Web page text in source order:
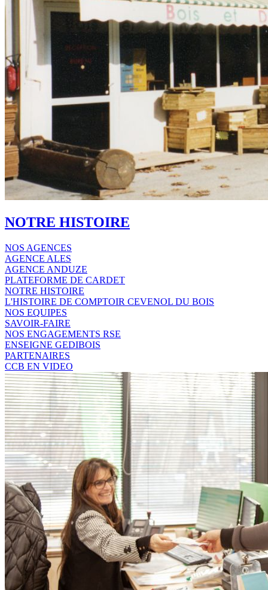
NOTRE HISTOIRE
NOS AGENCES
AGENCE ALES
AGENCE ANDUZE
PLATEFORME DE CARDET
NOTRE HISTOIRE
L'HISTOIRE DE COMPTOIR CEVENOL DU BOIS
NOS EQUIPES
SAVOIR-FAIRE
NOS ENGAGEMENTS RSE
ENSEIGNE GEDIBOIS
PARTENAIRES
CCB EN VIDEO